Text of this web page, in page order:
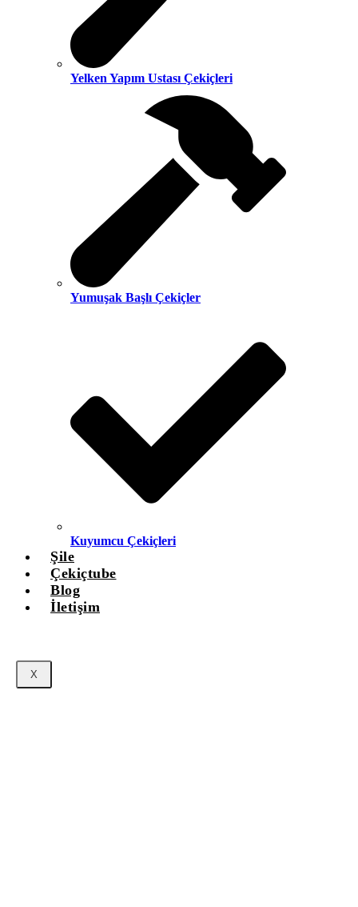
Yelken Yapım Ustası Çekiçleri
Yumuşak Başlı Çekiçler
Kuyumcu Çekiçleri
Şile
Çekiçtube
Blog
İletişim
X